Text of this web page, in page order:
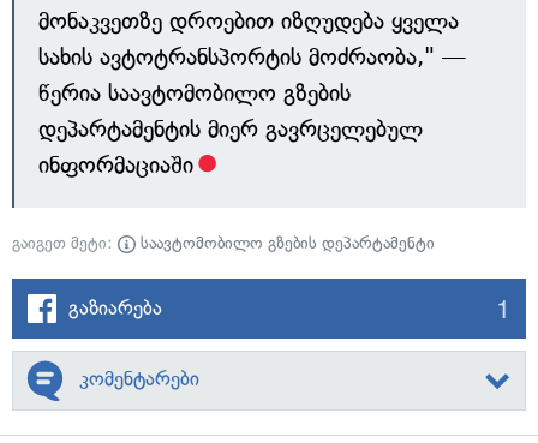
მონაკვეთზე დროებით იზღუდება ყველა
სახის ავტოტრანსპორტის მოძრაობა," —
წერია საავტომობილო გზების
დეპარტამენტის მიერ გავრცელებულ
ინფორმაციაში
გაიგეთ მეტი: საავტომობილო გზების დეპარტამენტი
გაზიარება 1
კომენტარები